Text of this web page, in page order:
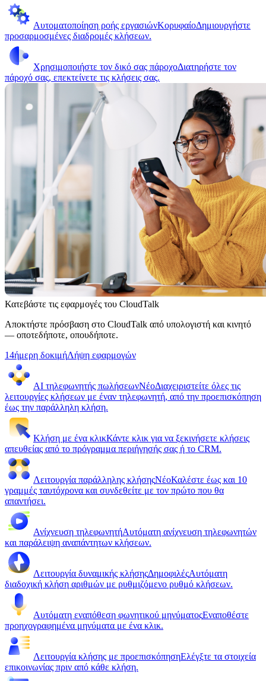
Αυτοματοποίηση ροής εργασιώνΚορυφαίοΔημιουργήστε
προσαρμοσμένες διαδρομές κλήσεων.
Χρησιμοποιήστε τον δικό σας πάροχοΔιατηρήστε τον
πάροχό σας, επεκτείνετε τις κλήσεις σας.
Κατεβάστε τις εφαρμογές του CloudTalk
Αποκτήστε πρόσβαση στο CloudTalk από υπολογιστή και κινητό
— οποτεδήποτε, οπουδήποτε.
14ήμερη δοκιμήΛήψη εφαρμογών
AI τηλεφωνητής πωλήσεωνΝέοΔιαχειριστείτε όλες τις
λειτουργίες κλήσεων με έναν τηλεφωνητή, από την προεπισκόπηση
έως την παράλληλη κλήση.
Κλήση με ένα κλικΚάντε κλικ για να ξεκινήσετε κλήσεις
απευθείας από το πρόγραμμα περιήγησής σας ή το CRM.
Λειτουργία παράλληλης κλήσηςΝέοΚαλέστε έως και 10
γραμμές ταυτόχρονα και συνδεθείτε με τον πρώτο που θα
απαντήσει.
Ανίχνευση τηλεφωνητήΑυτόματη ανίχνευση τηλεφωνητών
και παράλειψη αναπάντητων κλήσεων.
Λειτουργία δυναμικής κλήσηςΔημοφιλέςΑυτόματη
διαδοχική κλήση αριθμών με ρυθμιζόμενο ρυθμό κλήσεων.
Αυτόματη εναπόθεση φωνητικού μηνύματοςΕναποθέστε
προηχογραφημένα μηνύματα με ένα κλικ.
Λειτουργία κλήσης με προεπισκόπησηΕλέγξτε τα στοιχεία
επικοινωνίας πριν από κάθε κλήση.